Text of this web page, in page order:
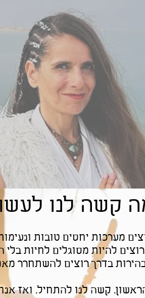
קשה לנו
מערכות יחסים טובות
להיות מסוגלים לחיות בלי
בדרך רוצים להשתחרר
קשה לנו להתחיל. ואז